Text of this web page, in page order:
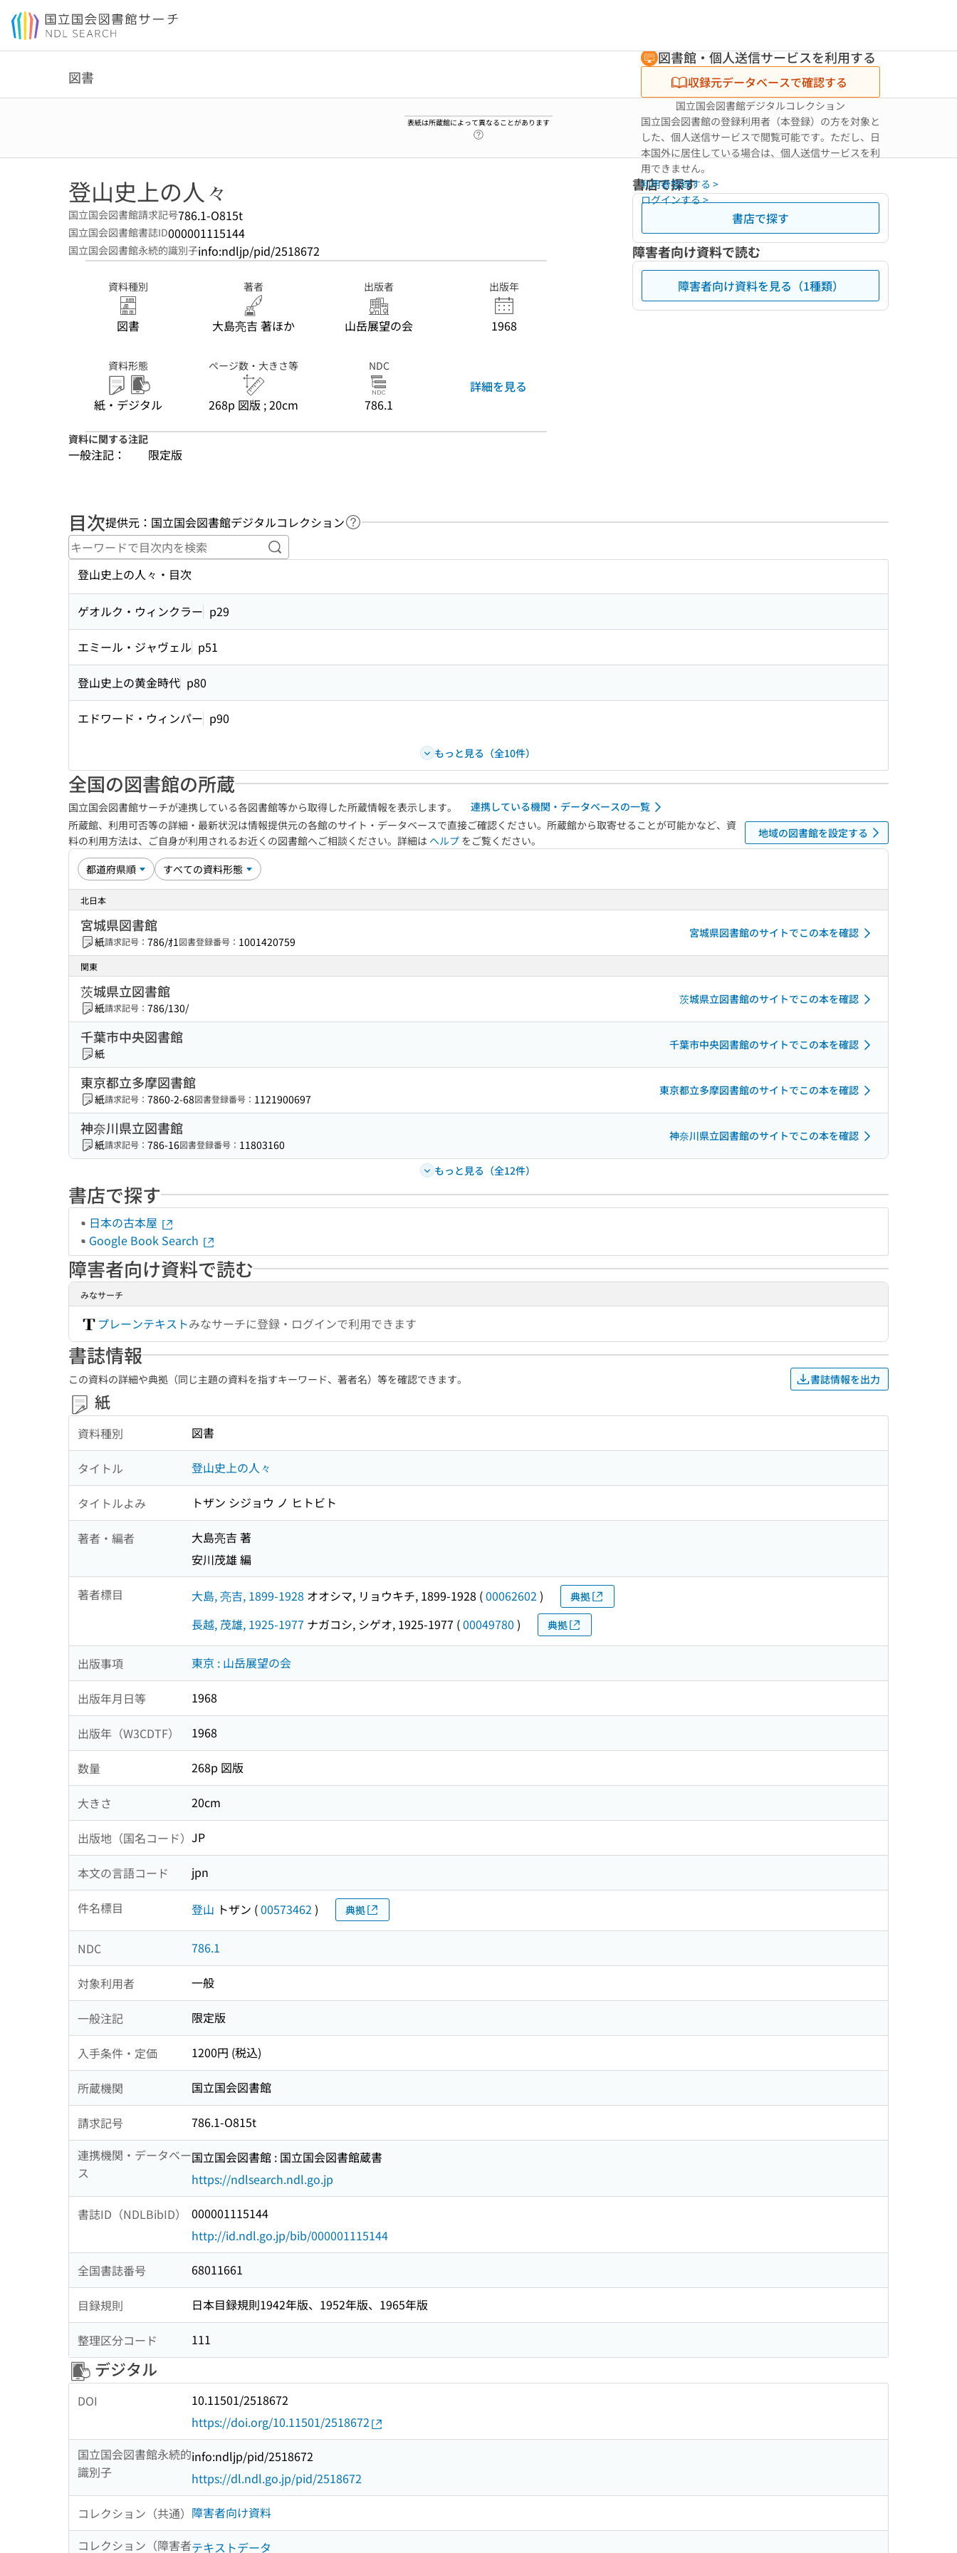
本文へ移動
図書
表紙は所蔵館によって異なることがあります
図書館・個人送信サービスを利用する
収録元データベースで確認する
国立国会図書館デジタルコレクション
国立国会図書館の登録利用者（本登録）の方を対象と
した、個人送信サービスで閲覧可能です。ただし、日
本国外に居住している場合は、個人送信サービスを利
用できません。
利用者登録する >
ログインする >
登山史上の人々
国立国会図書館請求記号786.1-O815t
国立国会図書館書誌ID000001115144
国立国会図書館永続的識別子info:ndljp/pid/2518672
資料種別
図書
著者
大島亮吉 著ほか
出版者
山岳展望の会
出版年
1968
資料形態
紙・デジタル
ページ数・大きさ等
268p 図版 ; 20cm
NDC
786.1
詳細を見る
資料に関する注記
一般注記： 限定版
書店で探す
書店で探す
障害者向け資料で読む
障害者向け資料を見る（1種類）
目次提供元：国立国会図書館デジタルコレクション ヘルプページへのリンク
キーワードで目次内を検索
登山史上の人々・目次
ゲオルク・ウィンクラー p29
エミール・ジャヴェル p51
登山史上の黄金時代 p80
エドワード・ウィンパー p90
もっと見る（全10件）
全国の図書館の所蔵
国立国会図書館サーチが連携している各図書館等から取得した所蔵情報を表示します。
連携している機関・データベースの一覧
所蔵館、利用可否等の詳細・最新状況は情報提供元の各館のサイト・データベースで直接ご確認ください。所蔵館から取寄せることが可能かなど、資
料の利用方法は、ご自身が利用されるお近くの図書館へご相談ください。詳細は ヘルプ をご覧ください。
地域の図書館を設定する
北日本
宮城県図書館
紙請求記号： 786/ｵ1図書登録番号： 1001420759
宮城県図書館のサイトでこの本を確認
関東
茨城県立図書館
紙請求記号： 786/130/
茨城県立図書館のサイトでこの本を確認
千葉市中央図書館
紙
千葉市中央図書館のサイトでこの本を確認
東京都立多摩図書館
紙請求記号： 7860-2-68図書登録番号： 1121900697
東京都立多摩図書館のサイトでこの本を確認
神奈川県立図書館
紙請求記号： 786-16図書登録番号： 11803160
神奈川県立図書館のサイトでこの本を確認
もっと見る（全12件）
書店で探す
日本の古本屋
Google Book Search
障害者向け資料で読む
みなサーチ
プレーンテキストみなサーチに登録・ログインで利用できます
書誌情報
この資料の詳細や典拠（同じ主題の資料を指すキーワード、著者名）等を確認できます。 書誌情報を出力
紙
資料種別 図書
タイトル 登山史上の人々
タイトルよみ トザン シジョウ ノ ヒトビト
著者・編者
大島亮吉 著
安川茂雄 編
著者標目 大島, 亮吉, 1899-1928 オオシマ, リョウキチ, 1899-1928 (00062602 ) 典拠
長越, 茂雄, 1925-1977 ナガコシ, シゲオ, 1925-1977 (00049780 ) 典拠
出版事項 東京 : 山岳展望の会
出版年月日等 1968
出版年（W3CDTF） 1968
数量 268p 図版
大きさ 20cm
出版地（国名コード） JP
本文の言語コード jpn
件名標目 登山 トザン (00573462 ) 典拠
NDC 786.1
対象利用者 一般
一般注記 限定版
入手条件・定価 1200円 (税込)
所蔵機関 国立国会図書館
請求記号
786.1-O815t
連携機関・データベー
ス
国立国会図書館 : 国立国会図書館蔵書
https://ndlsearch.ndl.go.jp
書誌ID（NDLBibID）
000001115144
http://id.ndl.go.jp/bib/000001115144
全国書誌番号 68011661
目録規則 日本目録規則1942年版、1952年版、1965年版
整理区分コード 111
デジタル
DOI
10.11501/2518672
https://doi.org/10.11501/2518672
国立国会図書館永続的
識別子
info:ndljp/pid/2518672
https://dl.ndl.go.jp/pid/2518672
コレクション（共通） 障害者向け資料
コレクション（障害者テキストデータ